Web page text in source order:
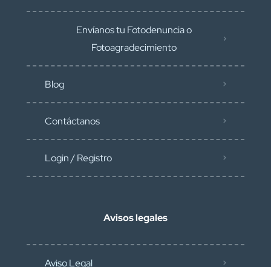
Envíanos tu Fotodenuncia o
Fotoagradecimiento
Blog
Contáctanos
Login / Registro
Avisos legales
Aviso Legal